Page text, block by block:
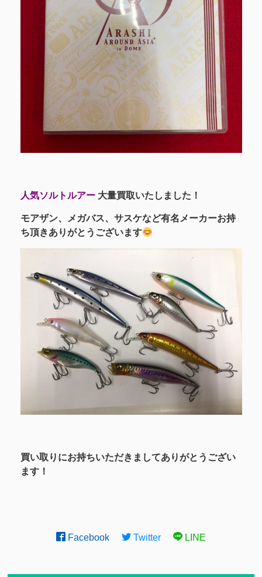
人気ソルトルアー大量買取いたしました！
モアザン、メガバス、サスケなど有名メーカーお持
ち頂きありがとうございます
買い取りにお持ちいただきましてありがとうござい
ます！
Facebook Twitter LINE